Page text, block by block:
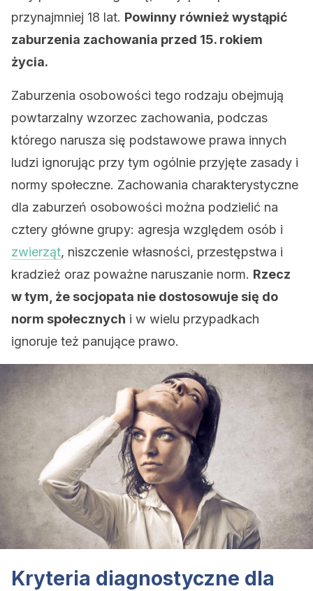
przynajmniej 18 lat. Powinny również wystąpić
zaburzenia zachowania przed 15. rokiem
życia.
Zaburzenia osobowości tego rodzaju obejmują
powtarzalny wzorzec zachowania, podczas
którego narusza się podstawowe prawa innych
ludzi ignorując przy tym ogólnie przyjęte zasady i
normy społeczne. Zachowania charakterystyczne
dla zaburzeń osobowości można podzielić na
cztery główne grupy: agresja względem osób i
zwierząt, niszczenie własności, przestępstwa i
kradzież oraz poważne naruszanie norm. Rzecz
w tym, że socjopata nie dostosowuje się do
norm społecznych i w wielu przypadkach
ignoruje też panujące prawo.
Kryteria diagnostyczne dla